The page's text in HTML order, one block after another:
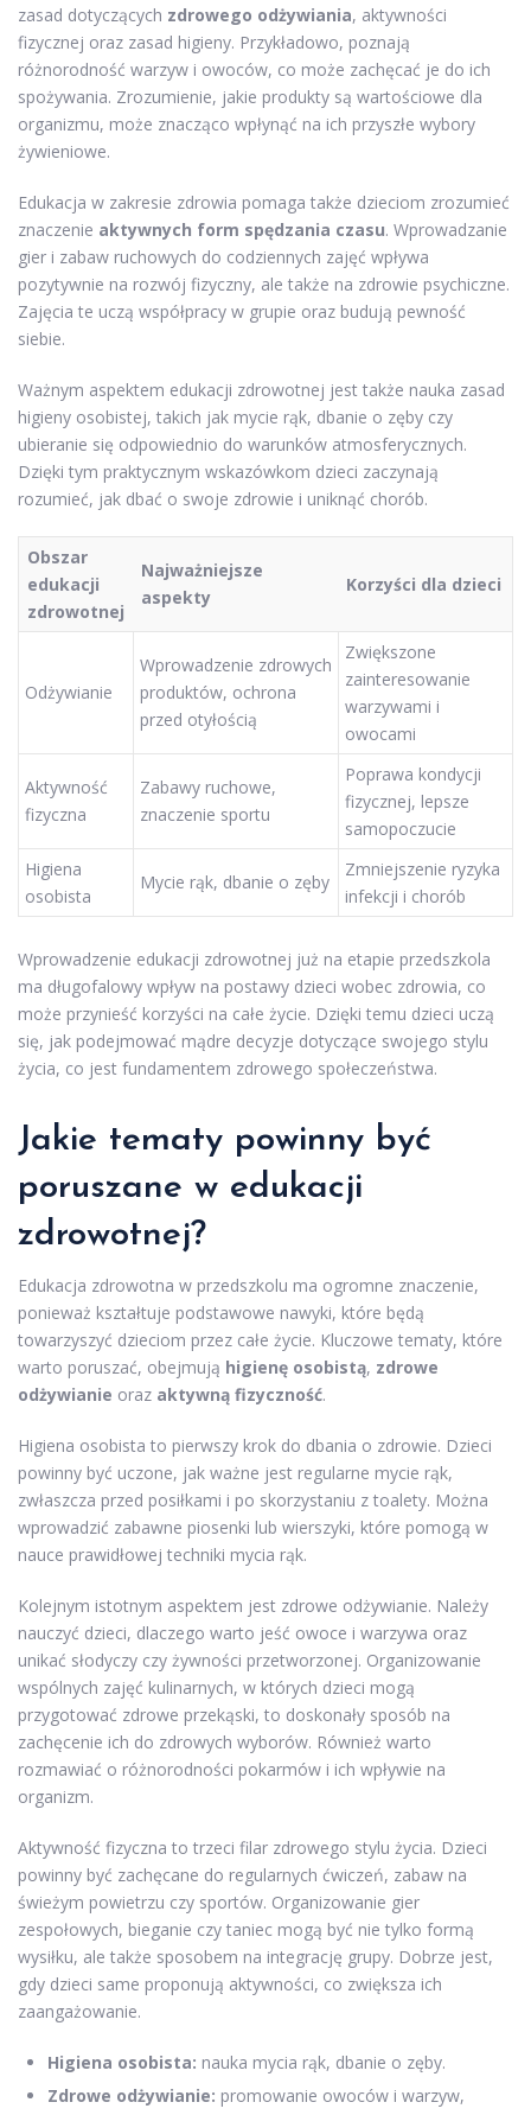
zasad dotyczących zdrowego odżywiania, aktywności
fizycznej oraz zasad higieny. Przykładowo, poznają
różnorodność warzyw i owoców, co może zachęcać je do ich
spożywania. Zrozumienie, jakie produkty są wartościowe dla
organizmu, może znacząco wpłynąć na ich przyszłe wybory
żywieniowe.
Edukacja w zakresie zdrowia pomaga także dzieciom zrozumieć
znaczenie aktywnych form spędzania czasu. Wprowadzanie
gier i zabaw ruchowych do codziennych zajęć wpływa
pozytywnie na rozwój fizyczny, ale także na zdrowie psychiczne.
Zajęcia te uczą współpracy w grupie oraz budują pewność
siebie.
Ważnym aspektem edukacji zdrowotnej jest także nauka zasad
higieny osobistej, takich jak mycie rąk, dbanie o zęby czy
ubieranie się odpowiednio do warunków atmosferycznych.
Dzięki tym praktycznym wskazówkom dzieci zaczynają
rozumieć, jak dbać o swoje zdrowie i uniknąć chorób.
Obszar
edukacji
zdrowotnej
Najważniejsze
aspekty
Korzyści dla dzieci
Odżywianie
Wprowadzenie zdrowych
produktów, ochrona
przed otyłością
Zwiększone
zainteresowanie
warzywami i
owocami
Aktywność
fizyczna
Zabawy ruchowe,
znaczenie sportu
Poprawa kondycji
fizycznej, lepsze
samopoczucie
Higiena
osobista
Mycie rąk, dbanie o zęby
Zmniejszenie ryzyka
infekcji i chorób
Wprowadzenie edukacji zdrowotnej już na etapie przedszkola
ma długofalowy wpływ na postawy dzieci wobec zdrowia, co
może przynieść korzyści na całe życie. Dzięki temu dzieci uczą
się, jak podejmować mądre decyzje dotyczące swojego stylu
życia, co jest fundamentem zdrowego społeczeństwa.
Jakie tematy powinny być
poruszane w edukacji
zdrowotnej?
Edukacja zdrowotna w przedszkolu ma ogromne znaczenie,
ponieważ kształtuje podstawowe nawyki, które będą
towarzyszyć dzieciom przez całe życie. Kluczowe tematy, które
warto poruszać, obejmują higienę osobistą, zdrowe
odżywianie oraz aktywną fizyczność.
Higiena osobista to pierwszy krok do dbania o zdrowie. Dzieci
powinny być uczone, jak ważne jest regularne mycie rąk,
zwłaszcza przed posiłkami i po skorzystaniu z toalety. Można
wprowadzić zabawne piosenki lub wierszyki, które pomogą w
nauce prawidłowej techniki mycia rąk.
Kolejnym istotnym aspektem jest zdrowe odżywianie. Należy
nauczyć dzieci, dlaczego warto jeść owoce i warzywa oraz
unikać słodyczy czy żywności przetworzonej. Organizowanie
wspólnych zajęć kulinarnych, w których dzieci mogą
przygotować zdrowe przekąski, to doskonały sposób na
zachęcenie ich do zdrowych wyborów. Również warto
rozmawiać o różnorodności pokarmów i ich wpływie na
organizm.
Aktywność fizyczna to trzeci filar zdrowego stylu życia. Dzieci
powinny być zachęcane do regularnych ćwiczeń, zabaw na
świeżym powietrzu czy sportów. Organizowanie gier
zespołowych, bieganie czy taniec mogą być nie tylko formą
wysiłku, ale także sposobem na integrację grupy. Dobrze jest,
gdy dzieci same proponują aktywności, co zwiększa ich
zaangażowanie.
Higiena osobista: nauka mycia rąk, dbanie o zęby.
Zdrowe odżywianie: promowanie owoców i warzyw,